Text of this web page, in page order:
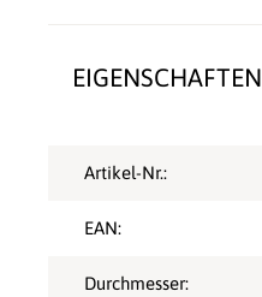
EIGENSCHAFTEN
Artikel-Nr.:
EAN:
Durchmesser: